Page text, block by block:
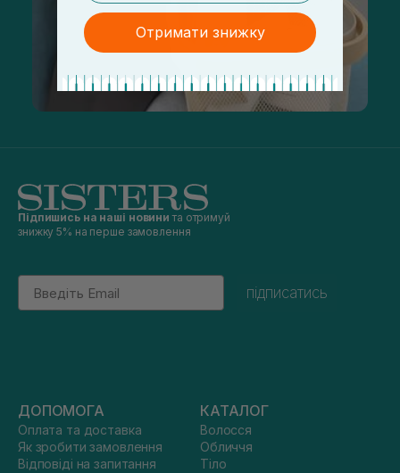
Підпишись на наші новини та отримуй
знижку 5% на перше замовлення
Email
підписатись
ДОПОМОГА
Оплата та доставка
Як зробити замовлення
Відповіді на запитання
КАТАЛОГ
Волосся
Обличчя
Тіло
Отримати знижку